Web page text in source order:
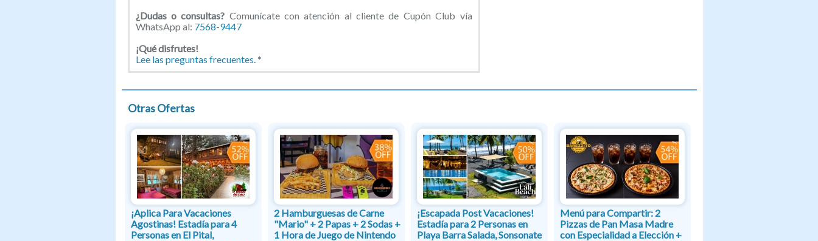
¿Dudas o consultas? Comunícate con atención al cliente de Cupón Club vía
WhatsApp al: 7568-9447
¡Qué disfrutes!
Lee las preguntas frecuentes.*
Otras Ofertas
¡Aplica Para Vacaciones
Agostinas! Estadía para 4
Personas en El Pital,
2 Hamburguesas de Carne
"Mario" + 2 Papas + 2 Sodas +
1 Hora de Juego de Nintendo
¡Escapada Post Vacaciones!
Estadía para 2 Personas en
Playa Barra Salada, Sonsonate
Menú para Compartir: 2
Pizzas de Pan Masa Madre
con Especialidad a Elección +